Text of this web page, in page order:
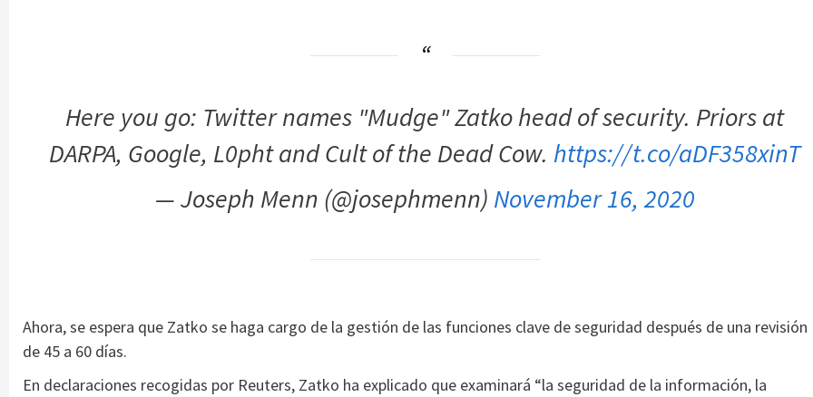
Here you go: Twitter names "Mudge" Zatko head of security. Priors at
DARPA, Google, L0pht and Cult of the Dead Cow. https://t.co/aDF358xinT
— Joseph Menn (@josephmenn) November 16, 2020
Ahora, se espera que Zatko se haga cargo de la gestión de las funciones clave de seguridad después de una revisión
de 45 a 60 días.
En declaraciones recogidas por Reuters, Zatko ha explicado que examinará “la seguridad de la información, la